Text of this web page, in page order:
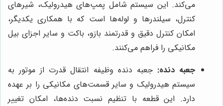
می‌کند. این سیستم شامل پمپ‌های هیدرولیک، شیرهای
کنترل، سیلندرها و لوله‌ها است که با همکاری یکدیگر،
امکان کنترل دقیق و قدرتمند بازو، باکت و سایر اجزای بیل
مکانیکی را فراهم می‌کنند.
جعبه دنده: جعبه دنده وظیفه انتقال قدرت از موتور به
سیستم هیدرولیک و سایر قسمت‌های مکانیکی را بر عهده
دارد. این قطعه با تنظیم نسبت دنده‌ها، امکان تغییر